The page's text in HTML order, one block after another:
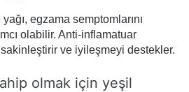
egzama semptomlarını
olabilir. Anti-inflamatuar
ve iyileşmeyi destekler.
olmak için yeşil